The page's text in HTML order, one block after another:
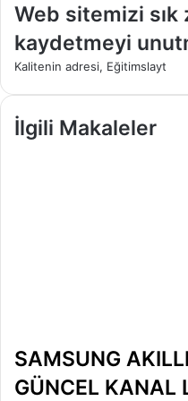
Web sitemizi
kaydetmeyi
Kalitenin adresi, Eğitimslayt
İlgili Makaleler
SAMSUNG
GÜNCEL KANAL